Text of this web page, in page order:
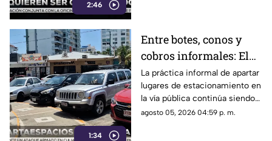
2:46
1:34
Entre botes, conos y
cobros informales: El
calvario de
estacionarse en la
Costera de Acapulco
La práctica informal de apartar
lugares de estacionamiento en
la vía pública continúa siendo
un tema de constante debate y
agosto 05, 2026 04:59 p. m.